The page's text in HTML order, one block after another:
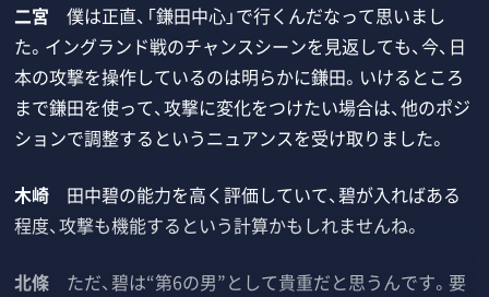
二宮 僕は正直、「鎌田中心」で行くんだなって思いまし
た。イングランド戦のチャンスシーンを見返しても、今、日
本の攻撃を操作しているのは明らかに鎌田。いけるところ
まで鎌田を使って、攻撃に変化をつけたい場合は、他のポジ
ションで調整するというニュアンスを受け取りました。
木崎 田中碧の能力を高く評価していて、碧が入ればある
程度、攻撃も機能するという計算かもしれませんね。
北條 ただ、碧は“第6の男”として貴重だと思うんです。要